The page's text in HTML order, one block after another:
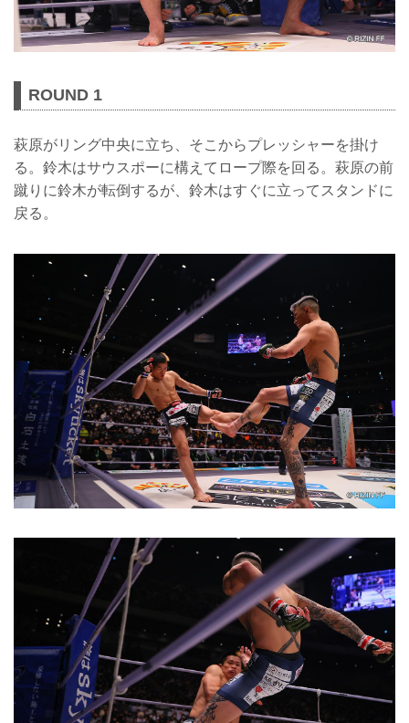
ROUND 1
萩原がリング中央に立ち、そこからプレッシャーを掛け
る。鈴木はサウスポーに構えてロープ際を回る。萩原の前
蹴りに鈴木が転倒するが、鈴木はすぐに立ってスタンドに
戻る。